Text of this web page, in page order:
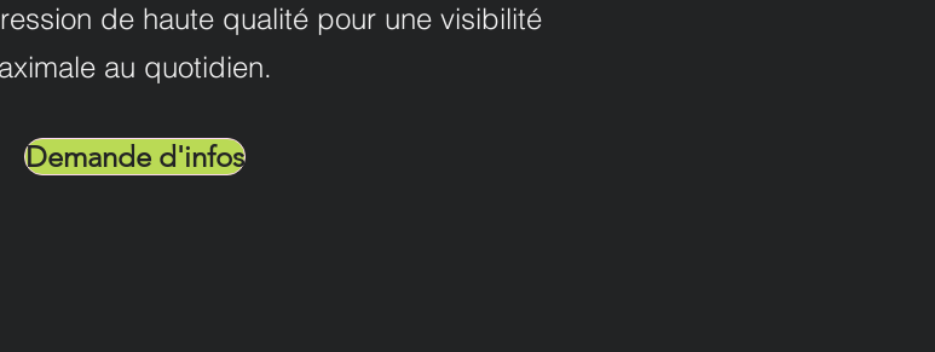
de haute qualité pour une visibilité
au quotidien.
Demande d'infos